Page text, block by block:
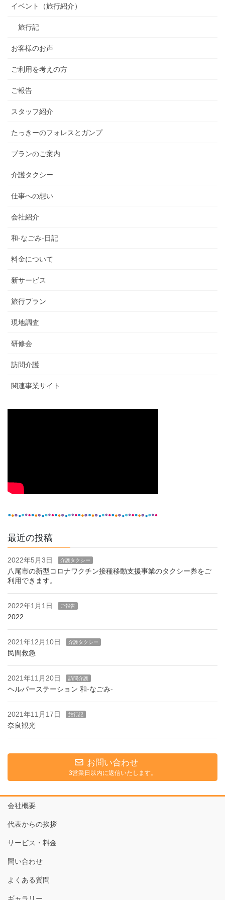
イベント（旅行紹介）
旅行記
お客様のお声
ご利用を考えの方
ご報告
スタッフ紹介
たっきーのフォレスとガンプ
プランのご案内
介護タクシー
仕事への想い
会社紹介
和-なごみ-日記
料金について
新サービス
旅行プラン
現地調査
研修会
訪問介護
関連事業サイト
最近の投稿
2022年5月3日 介護タクシー
八尾市の新型コロナワクチン接種移動支援事業のタクシー券をご
利用できます。
2022年1月1日 ご報告
2022
2021年12月10日 介護タクシー
民間救急
2021年11月20日 訪問介護
ヘルパーステーション 和-なごみ-
2021年11月17日 旅行記
奈良観光
お問い合わせ
3営業日以内に返信いたします。
会社概要
代表からの挨拶
サービス・料金
問い合わせ
よくある質問